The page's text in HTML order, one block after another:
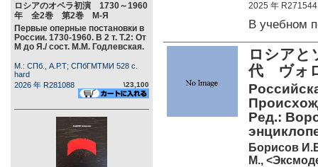
ロシアのオペラ初演 1730～1960
年 全2巻 第2巻 М-Я
Первые оперные постановки в
России. 1730-1960. В 2 т. Т.2: От
М до Я./ сост. М.М. Годлевская.
М.: СПб., А.Р.Т; СПбГМТМИ 528 c.
hard
2026 年 R281088
\23,100
2025 年 R271544
В учебном
ロシアと
代 ヴォ
Ред.:
Борисов
М.,